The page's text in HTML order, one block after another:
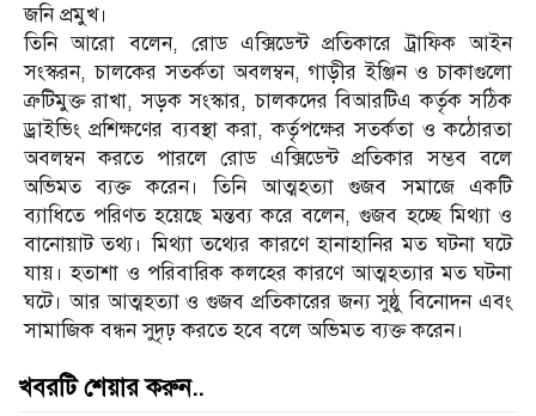
জনি প্রমুখ।
তিনি আরো বলেন, রোড এক্সিডেন্ট প্রতিকারে ট্রাফিক আইন
সংস্করন, চালকের সতর্কতা অবলম্বন, গাড়ীর ইঞ্জিন ও চাকাগুলো
ত্রুটিমুক্ত রাখা, সড়ক সংস্কার, চালকদের বিআরটিএ কর্তৃক সঠিক
ড্রাইভিং প্রশিক্ষণের ব্যবস্থা করা, কর্তৃপক্ষের সতর্কতা ও কঠোরতা
অবলম্বন করতে পারলে রোড এক্সিডেন্ট প্রতিকার সম্ভব বলে
অভিমত ব্যক্ত করেন। তিনি আত্মহত্যা গুজব সমাজে একটি
ব্যাধিতে পরিণত হয়েছে মন্তব্য করে বলেন, গুজব হচ্ছে মিথ্যা ও
বানোয়াট তথ্য। মিথ্যা তথ্যের কারণে হানাহানির মত ঘটনা ঘটে
যায়। হতাশা ও পরিবারিক কলহের কারণে আত্মহত্যার মত ঘটনা
ঘটে। আর আত্মহত্যা ও গুজব প্রতিকারের জন্য সুষ্ঠু বিনোদন এবং
সামাজিক বন্ধন সুদৃঢ় করতে হবে বলে অভিমত ব্যক্ত করেন।
খবরটি শেয়ার করুন..